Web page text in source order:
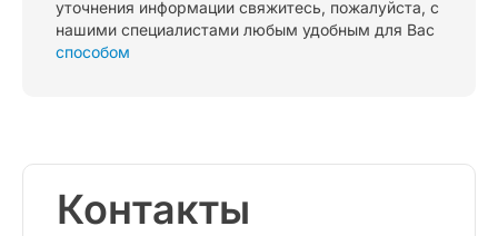
уточнения информации свяжитесь, пожалуйста, с
нашими специалистами любым удобным для Вас
способом
Контакты